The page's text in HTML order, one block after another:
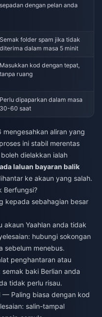
sepadan dengan pelan anda
Semak folder spam jika tidak
diterima dalam masa 5 minit
Masukkan kod dengan tepat,
tanpa ruang
Perlu dipaparkan dalam masa
30-60 saat
mengesahkan aliran yang
ini stabil merentas
dielakkan ialah
laluan bayaran balik
ke akaun yang salah.
Berfungsi?
kepada sebahagian besar
akaun Yaahlan anda tidak
hubungi sokongan
sebelum menebus.
penghantaran atau
baki Berlian anda
tidak perlu risau.
— Paling biasa dengan kod
salin-tampal